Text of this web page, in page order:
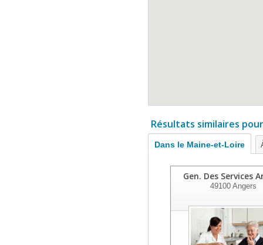
Résultats similaires
Dans le Maine-et-Loire
Gen. Des Services
49100 Angers